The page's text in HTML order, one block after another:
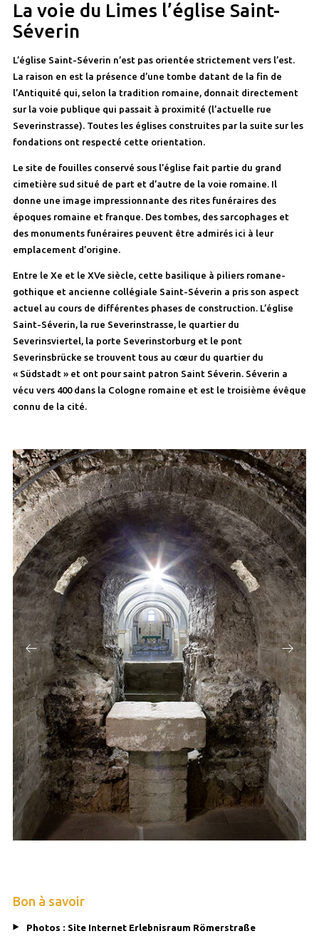
La voie du Limes l’église Saint-
Séverin
L’église Saint-Séverin n’est pas orientée strictement vers l’est.
La raison en est la présence d’une tombe datant de la fin de
l’Antiquité qui, selon la tradition romaine, donnait directement
sur la voie publique qui passait à proximité (l’actuelle rue
Severinstrasse). Toutes les églises construites par la suite sur les
fondations ont respecté cette orientation.
Le site de fouilles conservé sous l’église fait partie du grand
cimetière sud situé de part et d’autre de la voie romaine. Il
donne une image impressionnante des rites funéraires des
époques romaine et franque. Des tombes, des sarcophages et
des monuments funéraires peuvent être admirés ici à leur
emplacement d’origine.
Entre le Xe et le XVe siècle, cette basilique à piliers romane-
gothique et ancienne collégiale Saint-Séverin a pris son aspect
actuel au cours de différentes phases de construction. L’église
Saint-Séverin, la rue Severinstrasse, le quartier du
Severinsviertel, la porte Severinstorburg et le pont
Severinsbrücke se trouvent tous au cœur du quartier du
« Südstadt » et ont pour saint patron Saint Séverin. Séverin a
vécu vers 400 dans la Cologne romaine et est le troisième évêque
connu de la cité.
Bon à savoir
Photos : Site Internet Erlebnisraum Römerstraße